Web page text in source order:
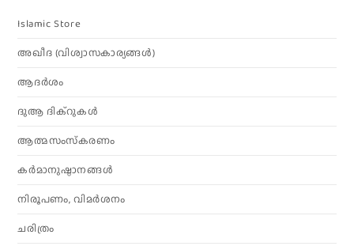
Islamic Store
അഖീദ (വിശ്വാസകാര്യങ്ങള്‍)
ആദര്‍ശം
ദുആ ദിക്റുകൾ
ആത്മസംസ്‌കരണം
കര്‍മാനുഷ്ഠാനങ്ങള്‍
നിരൂപണം, വിമര്‍ശനം
ചരിത്രം